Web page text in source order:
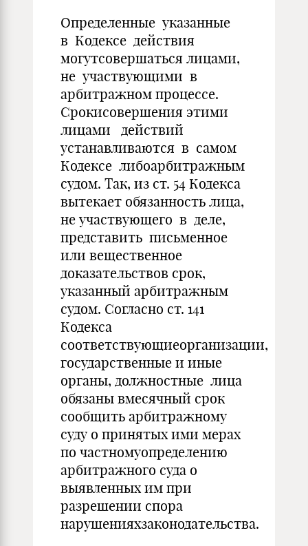
Определенные указанные
в Кодексе действия
могутсовершаться лицами,
не участвующими в
арбитражном процессе.
Срокисовершения этими
лицами действий
устанавливаются в самом
Кодексе либоарбитражным
судом. Так, из ст. 54 Кодекса
вытекает обязанность лица,
не участвующего в деле,
представить письменное
или вещественное
доказательствов срок,
указанный арбитражным
судом. Согласно ст. 141
Кодекса
соответствующиеорганизации,
государственные и иные
органы, должностные лица
обязаны вмесячный срок
сообщить арбитражному
суду о принятых ими мерах
по частномуопределению
арбитражного суда о
выявленных им при
разрешении спора
нарушенияхзаконодательства.